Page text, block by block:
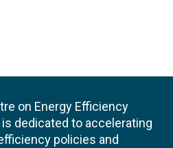
on Energy Efficiency
dedicated to accelerating
policies and